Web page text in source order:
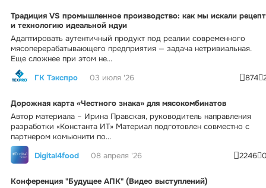
Традиция VS промышленное производство: как мы искали рецепт
и технологию идеальной ндуи
Адаптировать аутентичный продукт под реалии современного
мясоперерабатывающего предприятия — задача нетривиальная.
Еще сложнее при этом не...
ГК Тэкспро
03 июля '26 874
Дорожная карта «Честного знака» для мясокомбинатов
Автор материала – Ирина Правская, руководитель направления
разработки «Константа ИТ» Материал подготовлен совместно с
партнером комьюнити по...
Digital4food
08 апреля '26 2246
Конференция "Будущее АПК" (Видео выступлений)